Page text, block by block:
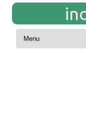
Skip to content